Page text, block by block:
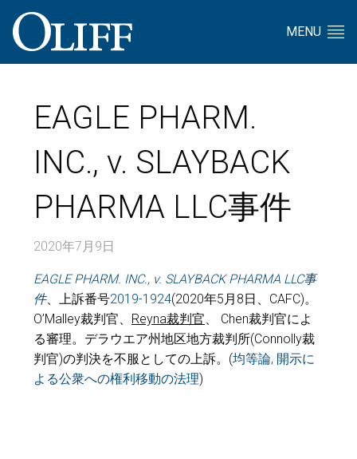
MENU
EAGLE PHARM.
INC., v. SLAYBACK
PHARMA LLC事件
2020年7月9日
EAGLE PHARM. INC., v. SLAYBACK PHARMA LLC事
件、上訴番号2019-1924(2020年5月8日、CAFC)。
O’Malley裁判官、 Reyna裁判官、 Chen裁判官によ
る審理。デラウエア州地区地方裁判所(Connolly裁
判官)の判決を不服としての上訴。(均等論, 開示に
よる公衆への権利移動の法理)